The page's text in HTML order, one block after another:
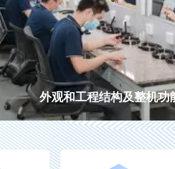
外观和工程结构及整机功